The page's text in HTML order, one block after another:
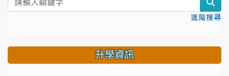
進階搜尋
升學資訊